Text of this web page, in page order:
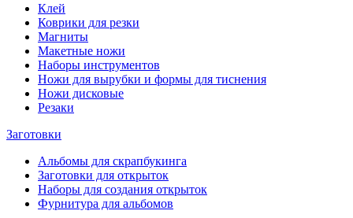
Клей
Коврики для резки
Магниты
Макетные ножи
Наборы инструментов
Ножи для вырубки и формы для тиснения
Ножи дисковые
Резаки
Заготовки
Альбомы для скрапбукинга
Заготовки для открыток
Наборы для создания открыток
Фурнитура для альбомов